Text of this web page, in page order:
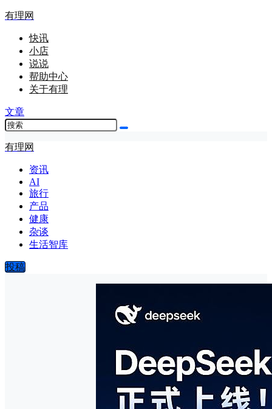
有理网
快讯
小店
说说
帮助中心
关于有理
文章
有理网
资讯
AI
旅行
产品
健康
杂谈
生活智库
投稿